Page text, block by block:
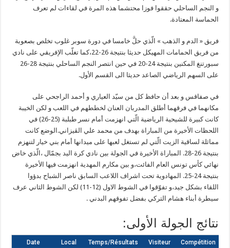
و النجم الساحلي حققوا فوزا محتشما هذه المرة في لقاءات لم تعرف
الحماسة المعتادة.
فريق « الدم و الذهب » الّذي حلَّ خامسا في دورة سوبر غلوب تخلص بصعوبة
من فريق الحمامات المهيكل حديثا بنتيجة 26-22،كما تغلّب الإفريقي على نادي
سبورتنغ المكنين بنتيجة 24-20 في حين انتصر النجم الساحلي بنتيجة 28-26
على السهم الرياضي الصاعد حديثا الى القسم الأول.
في صفاقس و بعد أن حافظ كل من سيّد العياري و أحمد الراجحي على
مكانهما في فرقهما أطلق المدربان العنان لخططهم في اللعب و لكن الخيبة
كانت كبيرة للشيحية الرياضية الّتي انهزمت أمام نسر طبلبة (25-26) في
اللحظات الأخيرة من المباراة بهدف من محمد علي الڨيزاني.الوضع كانت
مماثلة لساقية الزيت الّتي لم تستغل لعبها على ميدانها أمام بني خيار لتنهزم
بنتيجة 26-28. المباراة الأخيرة في الجولة بين نادي كرة اليد بجمّال ،الّذي خاض
نهائي كأس تونس العام الفائت،و بين مكارم المهدية انهزمت فيها الأخيرة
بنتيجة 24-25. المهادوية تحت اشراف اللاعب السابق ناصر الشباح بدؤوا
اللقاء بشكل جيد،و تفوّقوا في الشوط الاول (12-11) لكن الشوط الثاني عرف
سيطرة أبناء هشام التركي بفضل تفوقهم البدني .
نتائج الجولة الأولى:
Date Local Temps/Résultats Visiteur Compétition